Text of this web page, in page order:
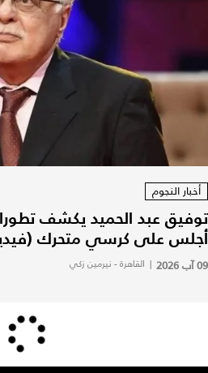
أخبار النجوم
توفيق عبد الحميد يكشف
أجلس على كرسي متحرك
09 آب 2026 | القاهرة - نيرمين زكي